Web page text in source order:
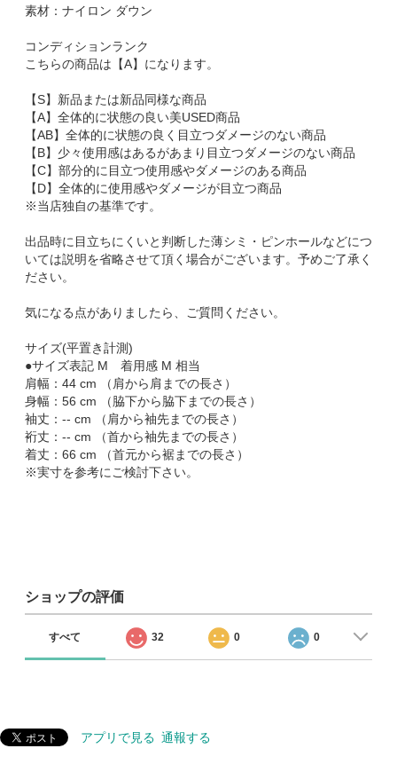
素材：ナイロン ダウン
コンディションランク
こちらの商品は【A】になります。
【S】新品または新品同様な商品
【A】全体的に状態の良い美USED商品
【AB】全体的に状態の良く目立つダメージのない商品
【B】少々使用感はあるがあまり目立つダメージのない商品
【C】部分的に目立つ使用感やダメージのある商品
【D】全体的に使用感やダメージが目立つ商品
※当店独自の基準です。
出品時に目立ちにくいと判断した薄シミ・ピンホールなどにつ
いては説明を省略させて頂く場合がございます。予めご了承く
ださい。
気になる点がありましたら、ご質問ください。
サイズ(平置き計測)
●サイズ表記 M 着用感 M 相当
肩幅：44 cm （肩から肩までの長さ）
身幅：56 cm （脇下から脇下までの長さ）
袖丈：-- cm （肩から袖先までの長さ）
裄丈：-- cm （首から袖先までの長さ）
着丈：66 cm （首元から裾までの長さ）
※実寸を参考にご検討下さい。
ショップの評価
すべて 32 0 0
アプリで見る 通報する